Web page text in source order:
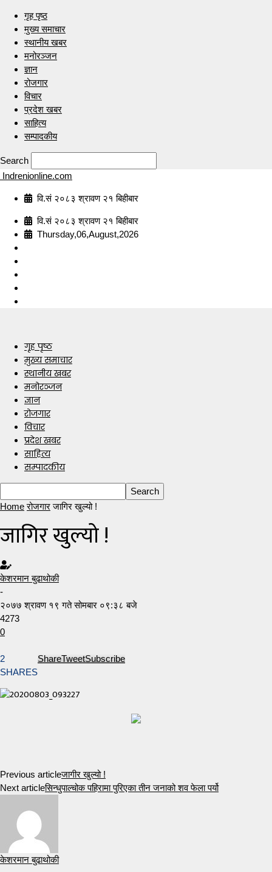
गृह पृष्ठ
मुख्य समाचार
स्थानीय खबर
मनोरञ्जन
ज्ञान
रोजगार
विचार
प्रदेश खबर
साहित्य
सम्पादकीय
Search
Indrenionline.com
वि.सं २०८३ श्रावण २१ बिहीबार
वि.सं २०८३ श्रावण २१ बिहीबार
Thursday,06,August,2026
गृह पृष्ठ
मुख्य समाचार
स्थानीय खबर
मनोरञ्जन
ज्ञान
रोजगार
विचार
प्रदेश खबर
साहित्य
सम्पादकीय
Home रोजगार जागिर खुल्यो !
जागिर खुल्यो !
केशरमान बुढाथोकी
-
२०७७ श्रावण १९ गते सोमबार ०९:३८ बजे
4273
0
2
SHARES
ShareTweetSubscribe
Previous articleजागीर खुल्यो !
Next articleसिन्धुपाल्चोक पहिरामा पुरिएका तीन जनाको शव फेला पर्यो
केशरमान बुढाथोकी